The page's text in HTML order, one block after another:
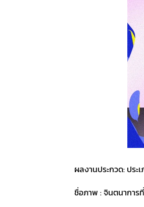
ผลงานประกวด: ประ
ชื่อภาพ : จินตนาการ